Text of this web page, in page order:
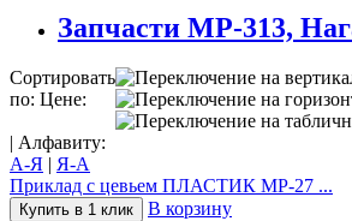
Запчасти МР-313,
Сортировать
по: Цене:
| Алфавиту:
А-Я
Я-А
Приклад с цевьем ПЛАСТИК МР-27 ...
Купить в 1 клик
В корзину